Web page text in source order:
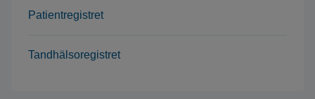
Patientregistret
Tandhälsoregistret